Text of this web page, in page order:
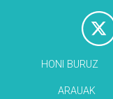
HONI BURUZ
ARAUAK